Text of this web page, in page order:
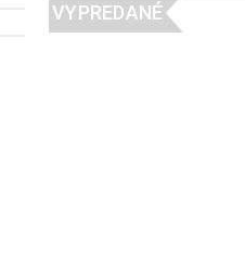
VYPREDANÉ